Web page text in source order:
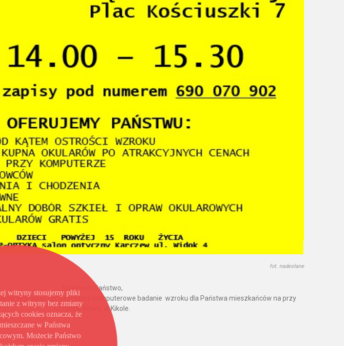
fot. nadesłane
Szanowni Państwo,
przeprowadzać bezpłatne komputerowe badanie wzroku dla Państwa mieszkańców na przy
Urzędzie Gminy w Kikole.
witryny stosujemy pliki
z witryny bez zmiany
cookies oznacza, że
w Państwa
Możecie Państwo